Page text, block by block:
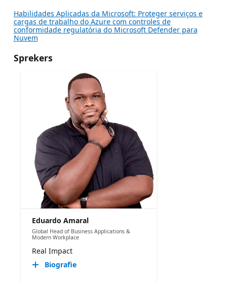
Habilidades Aplicadas da Microsoft: Proteger serviços e
cargas de trabalho do Azure com controles de
conformidade regulatória do Microsoft Defender para
Nuvem
Sprekers
Eduardo Amaral
Global Head of Business Applications &
Modern Workplace
Real Impact
Biografie